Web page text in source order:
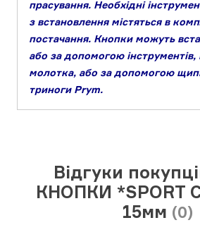
прасування. Необхідні
з встановлення містяться в
постачання. Кнопки можуть
або за допомогою
молотка, або за допомогою
триноги Prym.
Відгуки
КНОПКИ *SPORT
15мм (0)